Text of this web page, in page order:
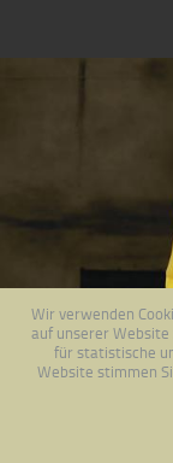
Wir verwenden
auf unserer
für statistische
Website stimmen